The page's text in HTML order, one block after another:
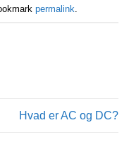
permalink.
Hvad er AC og DC?